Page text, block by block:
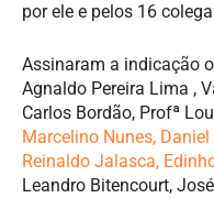
por ele e pelos 16
Assinaram a indicação
Agnaldo Pereira Lima ,
Carlos Bordão, Profª
Marcelino Nunes,
Reinaldo Jalasca,
Leandro Bitencourt,